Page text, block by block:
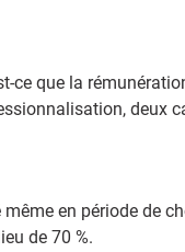
ce que la
deux
en période de
de 70 %.